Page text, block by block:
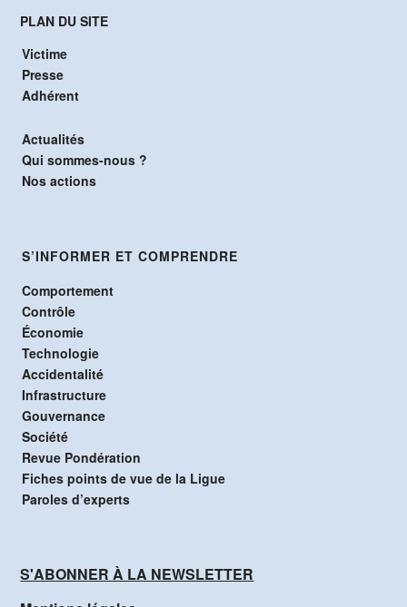
PLAN DU SITE
Victime
Presse
Adhérent
Actualités
Qui sommes-nous ?
Nos actions
S’INFORMER ET COMPRENDRE
Comportement
Contrôle
Économie
Technologie
Accidentalité
Infrastructure
Gouvernance
Société
Revue Pondération
Fiches points de vue de la Ligue
Paroles d’experts
S'ABONNER À LA NEWSLETTER